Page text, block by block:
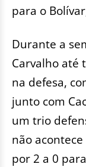
para o
Durante a
Carvalho até
na defesa,
junto com
um trio
não
por 2 a 0